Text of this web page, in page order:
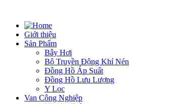
Giới thiệu
Sản Phẩm
Bẫy Hơi
Bộ Truyền Động Khí Nén
Đồng Hồ Áp Suất
Đồng Hồ Lưu Lượng
Y Lọc
Van Công Nghiệp